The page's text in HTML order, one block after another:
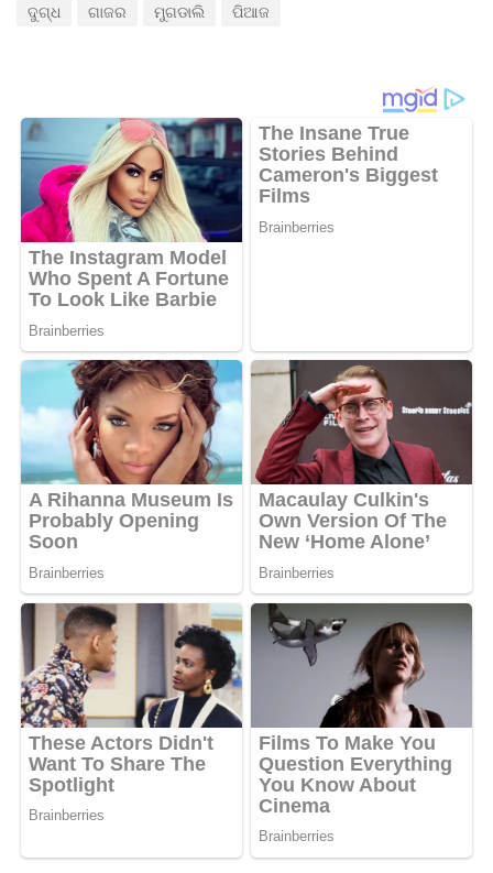
ଦୁଗ୍ଧ ଗାଜର ମୁଗଡାଲି ପିଆଜ